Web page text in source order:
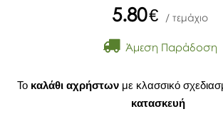
5.80€ / τεμάχιο
Άμεση Παράδοση
Το καλάθι αχρήστων με κλασσικό
κατασκευή